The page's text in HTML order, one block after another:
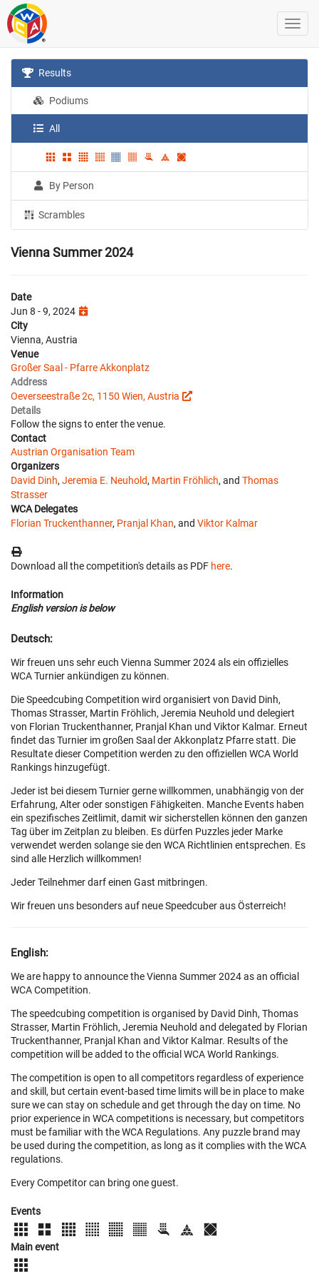
Results
Podiums
All
By Person
Scrambles
Vienna Summer 2024
Date
Jun 8 - 9, 2024
City
Vienna, Austria
Venue
Großer Saal - Pfarre Akkonplatz
Address
Oeverseestraße 2c, 1150 Wien, Austria
Details
Follow the signs to enter the venue.
Contact
Austrian Organisation Team
Organizers
David Dinh, Jeremia E. Neuhold, Martin Fröhlich, and Thomas
Strasser
WCA Delegates
Florian Truckenthanner, Pranjal Khan, and Viktor Kalmar
Download all the competition's details as PDF here.
Information
English version is below
Deutsch:
Wir freuen uns sehr euch Vienna Summer 2024 als ein offizielles
WCA Turnier ankündigen zu können.
Die Speedcubing Competition wird organisiert von David Dinh,
Thomas Strasser, Martin Fröhlich, Jeremia Neuhold und delegiert
von Florian Truckenthanner, Pranjal Khan und Viktor Kalmar. Erneut
findet das Turnier im großen Saal der Akkonplatz Pfarre statt. Die
Resultate dieser Competition werden zu den offiziellen WCA World
Rankings hinzugefügt.
Jeder ist bei diesem Turnier gerne willkommen, unabhängig von der
Erfahrung, Alter oder sonstigen Fähigkeiten. Manche Events haben
ein spezifisches Zeitlimit, damit wir sicherstellen können den ganzen
Tag über im Zeitplan zu bleiben. Es dürfen Puzzles jeder Marke
verwendet werden solange sie den WCA Richtlinien entsprechen. Es
sind alle Herzlich willkommen!
Jeder Teilnehmer darf einen Gast mitbringen.
Wir freuen uns besonders auf neue Speedcuber aus Österreich!
English:
We are happy to announce the Vienna Summer 2024 as an official
WCA Competition.
The speedcubing competition is organised by David Dinh, Thomas
Strasser, Martin Fröhlich, Jeremia Neuhold and delegated by Florian
Truckenthanner, Pranjal Khan and Viktor Kalmar. Results of the
competition will be added to the official WCA World Rankings.
The competition is open to all competitors regardless of experience
and skill, but certain event-based time limits will be in place to make
sure we can stay on schedule and get through the day on time. No
prior experience in WCA competitions is necessary, but competitors
must be familiar with the WCA Regulations. Any puzzle brand may
be used during the competition, as long as it complies with the WCA
regulations.
Every Competitor can bring one guest.
Events
Main event